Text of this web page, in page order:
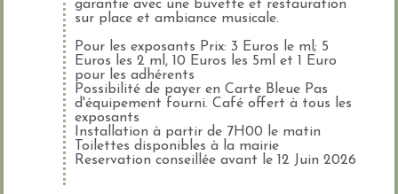
garantie avec une buvette et restauration
sur place et ambiance musicale.
Pour les exposants Prix: 3 Euros le ml; 5
Euros les 2 ml, 10 Euros les 5ml et 1 Euro
pour les adhérents
Possibilité de payer en Carte Bleue Pas
d'équipement fourni. Café offert à tous les
exposants
Installation à partir de 7H00 le matin
Toilettes disponibles à la mairie
Reservation conseillée avant le 12 Juin 2026